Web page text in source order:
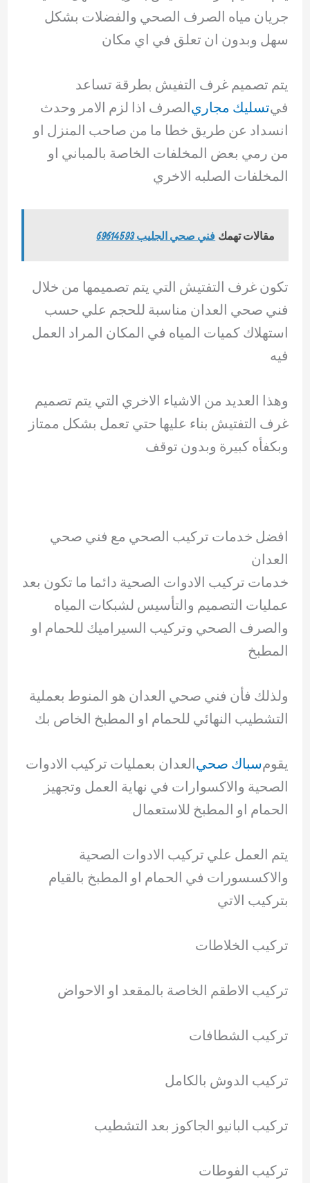
جريان مياه الصرف الصحي والفضلات بشكل
سهل وبدون ان تعلق في اي مكان
يتم تصميم غرف التفيش بطرقة تساعد
فيتسليك مجاريالصرف اذا لزم الامر وحدث
انسداد عن طريق خطا ما من صاحب المنزل او
من رمي بعض المخلفات الخاصة بالمباني او
المخلفات الصلبه الاخري
مقالات تهمك فني صحي الجليب 69614593
تكون غرف التفتيش التي يتم تصميمها من خلال
فني صحي العدان مناسبة للحجم علي حسب
استهلاك كميات المياه في المكان المراد العمل
فيه
وهذا العديد من الاشياء الاخري التي يتم تصميم
غرف التفتيش بناء عليها حتي تعمل بشكل ممتاز
وبكفأه كبيرة وبدون توقف
افضل خدمات تركيب الصحي مع فني صحي
العدان
خدمات تركيب الادوات الصحية دائما ما تكون بعد
عمليات التصميم والتأسيس لشبكات المياه
والصرف الصحي وتركيب السيراميك للحمام او
المطبخ
ولذلك فأن فني صحي العدان هو المنوط بعملية
التشطيب النهائي للحمام او المطبخ الخاص بك
يقومسباك صحيالعدان بعمليات تركيب الادوات
الصحية والاكسوارات في نهاية العمل وتجهيز
الحمام او المطبخ للاستعمال
يتم العمل علي تركيب الادوات الصحية
والاكسسورات في الحمام او المطبخ بالقيام
بتركيب الاتي
تركيب الخلاطات
تركيب الاطقم الخاصة بالمقعد او الاحواض
تركيب الشطافات
تركيب الدوش بالكامل
تركيب البانيو الجاكوز بعد التشطيب
تركيب الفوطات